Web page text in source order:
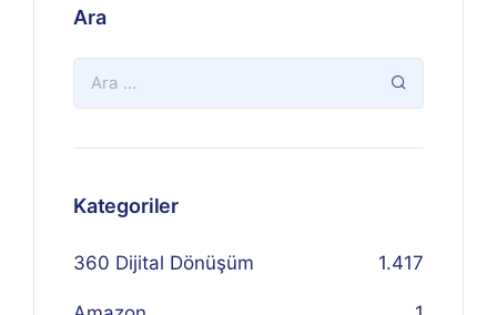
Ara
Kategoriler
360 Dijital Dönüşüm 1.417